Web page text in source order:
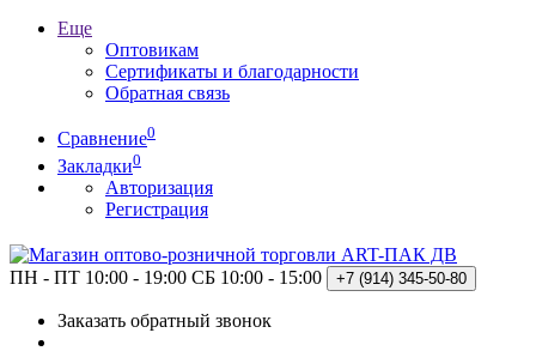
Еще
Оптовикам
Сертификаты и благодарности
Обратная связь
Сравнение0
Закладки0
Авторизация
Регистрация
ПН - ПТ 10:00 - 19:00 СБ 10:00 - 15:00 +7 (914) 345-50-80
Заказать обратный звонок